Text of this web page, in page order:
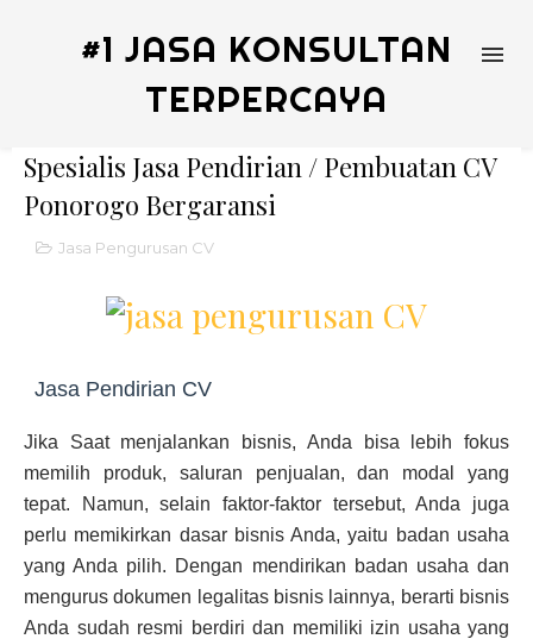
#1 JASA KONSULTAN
TERPERCAYA
Spesialis Jasa Pendirian / Pembuatan CV
Ponorogo Bergaransi
Jasa Pengurusan CV
Jasa Pendirian CV
Jika Saat menjalankan bisnis, Anda bisa lebih fokus
memilih produk, saluran penjualan, dan modal yang
tepat. Namun, selain faktor-faktor tersebut, Anda juga
perlu memikirkan dasar bisnis Anda, yaitu badan usaha
yang Anda pilih. Dengan mendirikan badan usaha dan
mengurus dokumen legalitas bisnis lainnya, berarti bisnis
Anda sudah resmi berdiri dan memiliki izin usaha yang